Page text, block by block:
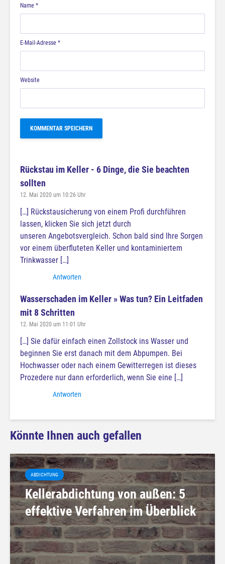
Name *
E-Mail-Adresse *
Website
Rückstau im Keller - 6 Dinge, die Sie beachten
sollten
12. Mai 2020 um 10:26 Uhr
[…] Rückstausicherung von einem Profi durchführen
lassen, klicken Sie sich jetzt durch
unseren Angebotsvergleich. Schon bald sind Ihre Sorgen
vor einem überfluteten Keller und kontaminiertem
Trinkwasser […]
Antworten
Wasserschaden im Keller » Was tun? Ein Leitfaden
mit 8 Schritten
12. Mai 2020 um 11:01 Uhr
[…] Sie dafür einfach einen Zollstock ins Wasser und
beginnen Sie erst danach mit dem Abpumpen. Bei
Hochwasser oder nach einem Gewitterregen ist dieses
Prozedere nur dann erforderlich, wenn Sie eine […]
Antworten
Könnte Ihnen auch gefallen
ABDICHTUNG
Kellerabdichtung von außen: 5
effektive Verfahren im Überblick